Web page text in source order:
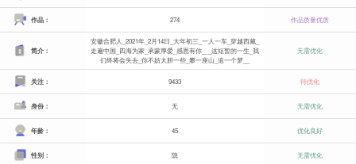
作品： 274 作品质量优质
简介：
安徽合肥人_2021年_2月14日_大年初三_一人一车_穿越西藏_
走遍中国_四海为家_承蒙厚爱_感恩有你___这短暂的一生_我
们终将会失去_你不妨大胆一些_攀一座山_追一个梦__
无需优化
关注： 9433 待优化
身份： 无 无需优化
年龄： 45 优化良好
性别： 隐 无需优化